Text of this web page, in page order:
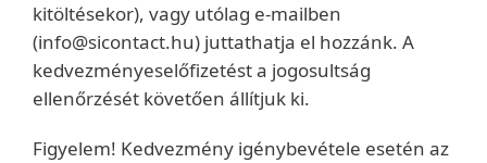
kitöltésekor), vagy utólag e-mailben
(info@sicontact.hu) juttathatja el hozzánk. A
kedvezményeselőfizetést a jogosultság
ellenőrzését követően állítjuk ki.
Figyelem! Kedvezmény igénybevétele esetén az